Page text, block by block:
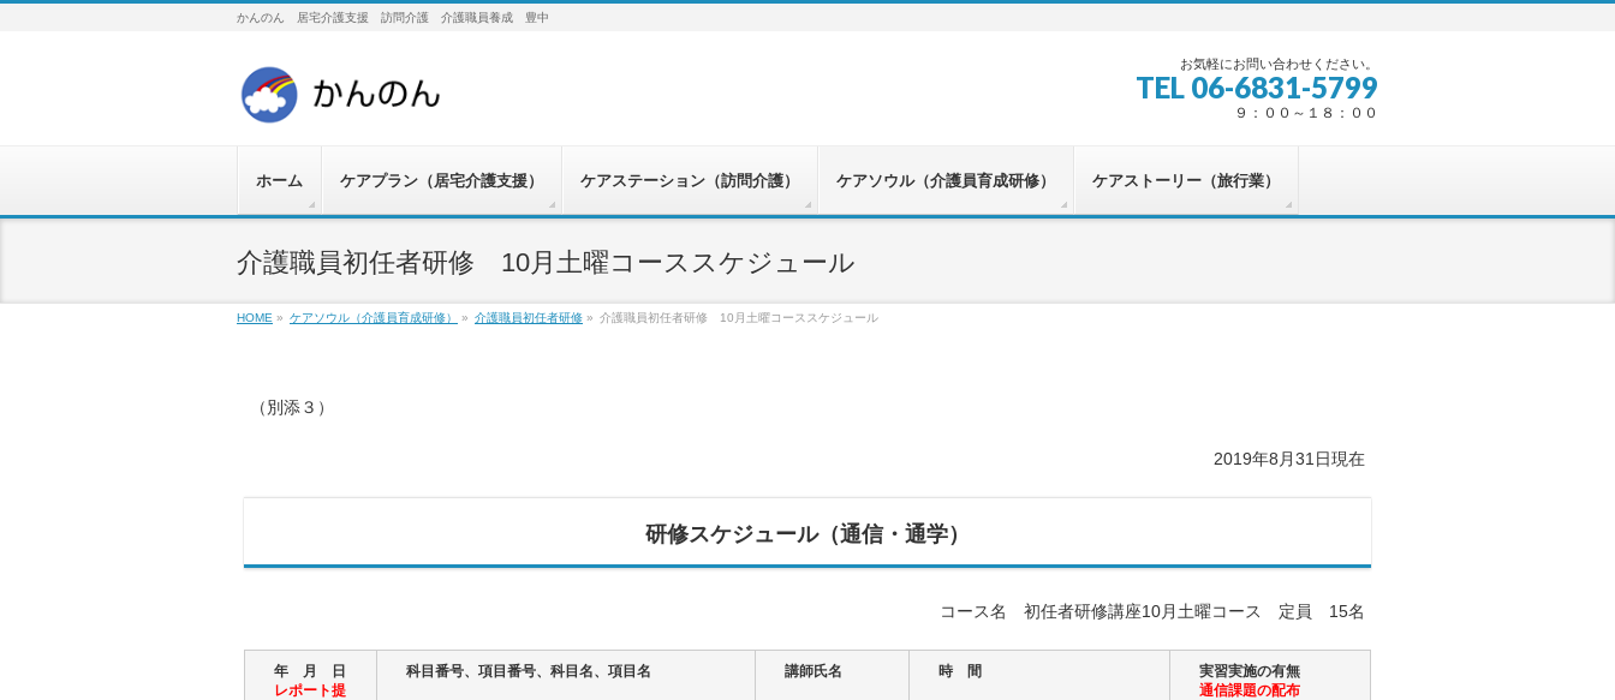
かんのん 居宅介護支援 訪問介護 介護職員養成 豊中
お気軽にお問い合わせください。
TEL 06-6831-5799
９：００～１８：００
ホーム ケアプラン（居宅介護支援） ケアステーション（訪問介護） ケアソウル（介護員育成研修） ケアストーリー（旅行業）
介護職員初任者研修 10月土曜コーススケジュール
HOME » ケアソウル（介護員育成研修） » 介護職員初任者研修 » 介護職員初任者研修 10月土曜コーススケジュール
（別添３）
2019年8月31日現在
研修スケジュール（通信・通学）
コース名 初任者研修講座10月土曜コース 定員 15名
年 月 日
レポート提
科目番号、項目番号、科目名、項目名 講師氏名 時 間
実習実施の有無
通信課題の配布